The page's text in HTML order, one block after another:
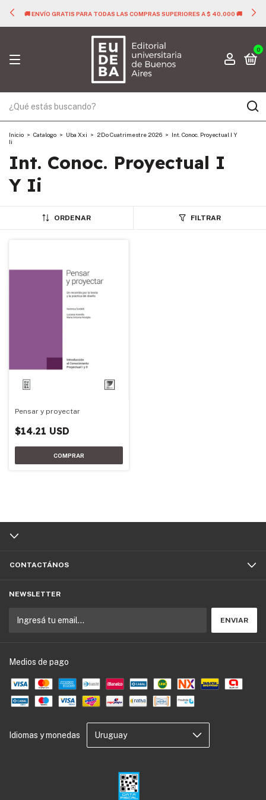
🚚 ENVÍO GRATIS PARA TODAS LAS COMPRAS SUPERIORES A $ 40.000 🚚
0
Inicio > Catalogo > Uba Xxi > 2Do Cuatrimestre 2026 > Int. Conoc. Proyectual I Y
Ii
Int. Conoc. Proyectual I
Y Ii
ORDENAR FILTRAR
Pensar y proyectar
$14.21 USD
CONTACTÁNOS
NEWSLETTER
Medios de pago
Idiomas y monedas